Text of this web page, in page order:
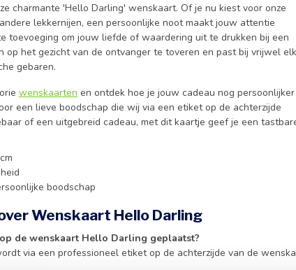
charmante 'Hello Darling' wenskaart. Of je nu kiest voor onze
lekkernijen, een persoonlijke noot maakt jouw attentie
toevoeging om jouw liefde of waardering uit te drukken bij een
op het gezicht van de ontvanger te toveren en past bij vrijwel
gebaren.
wenskaarten en ontdek hoe je jouw cadeau nog persoonlijker
een lieve boodschap die wij via een etiket op de achterzijde
of een uitgebreid cadeau, met dit kaartje geef je een
boodschap
Wenskaart Hello Darling
de wenskaart Hello Darling geplaatst?
via een professioneel etiket op de achterzijde van de